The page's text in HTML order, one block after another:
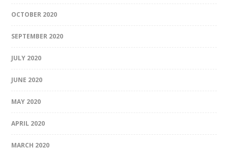
OCTOBER 2020
SEPTEMBER 2020
JULY 2020
JUNE 2020
MAY 2020
APRIL 2020
MARCH 2020